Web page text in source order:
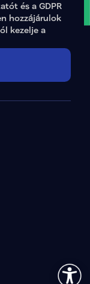
és a GDPR
hozzájárulok
kezelje a